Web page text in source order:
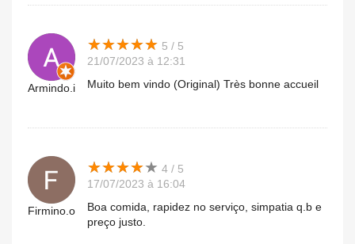
Armindo.i
★★★★★
★★★★★ 5 / 5
21/07/2023 à 12:31
Muito bem vindo (Original) Très bonne accueil
Firmino.o
★★★★★
★★★★★ 4 / 5
17/07/2023 à 16:04
Boa comida, rapidez no serviço, simpatia q.b e
preço justo.